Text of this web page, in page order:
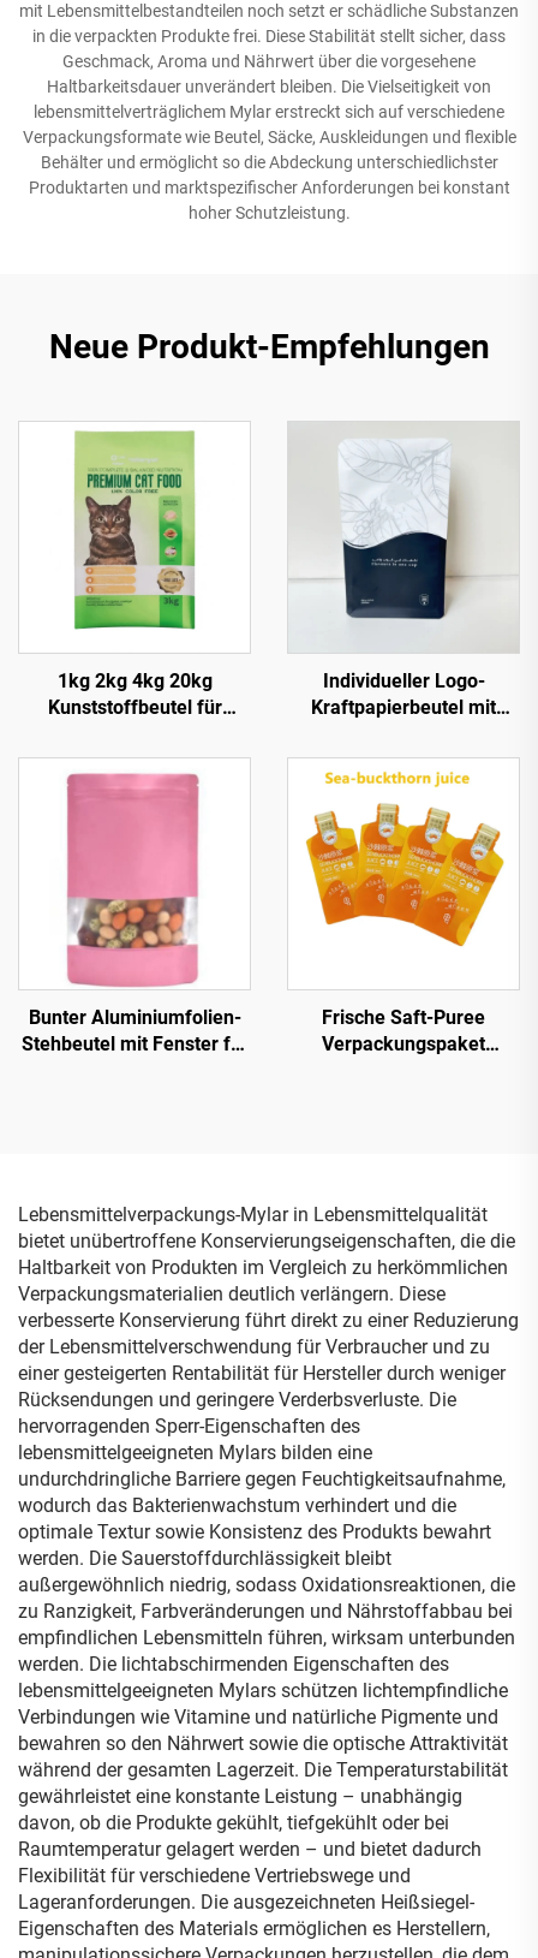
mit Lebensmittelbestandteilen noch setzt er schädliche Substanzen
in die verpackten Produkte frei. Diese Stabilität stellt sicher, dass
Geschmack, Aroma und Nährwert über die vorgesehene
Haltbarkeitsdauer unverändert bleiben. Die Vielseitigkeit von
lebensmittelverträglichem Mylar erstreckt sich auf verschiedene
Verpackungsformate wie Beutel, Säcke, Auskleidungen und flexible
Behälter und ermöglicht so die Abdeckung unterschiedlichster
Produktarten und marktspezifischer Anforderungen bei konstant
hoher Schutzleistung.
Neue Produkt-Empfehlungen
1kg 2kg 4kg 20kg
Kunststoffbeutel für
Verpackungsbeutel für
Katzenstreu
Individueller Logo-
Kraftpapierbeutel mit
Boden Seitennaht
Kaffeeverpackung
Bohnenbeutel Kaffeetüte
Bunter Aluminiumfolien-
Stehbeutel mit Fenster für
Frische Saft-Puree
Verpackungspaket
Lebensmittelverpackungs-Mylar in Lebensmittelqualität
bietet unübertroffene Konservierungseigenschaften, die die
Haltbarkeit von Produkten im Vergleich zu herkömmlichen
Verpackungsmaterialien deutlich verlängern. Diese
verbesserte Konservierung führt direkt zu einer Reduzierung
der Lebensmittelverschwendung für Verbraucher und zu
einer gesteigerten Rentabilität für Hersteller durch weniger
Rücksendungen und geringere Verderbsverluste. Die
hervorragenden Sperr-Eigenschaften des
lebensmittelgeeigneten Mylars bilden eine
undurchdringliche Barriere gegen Feuchtigkeitsaufnahme,
wodurch das Bakterienwachstum verhindert und die
optimale Textur sowie Konsistenz des Produkts bewahrt
werden. Die Sauerstoffdurchlässigkeit bleibt
außergewöhnlich niedrig, sodass Oxidationsreaktionen, die
zu Ranzigkeit, Farbveränderungen und Nährstoffabbau bei
empfindlichen Lebensmitteln führen, wirksam unterbunden
werden. Die lichtabschirmenden Eigenschaften des
lebensmittelgeeigneten Mylars schützen lichtempfindliche
Verbindungen wie Vitamine und natürliche Pigmente und
bewahren so den Nährwert sowie die optische Attraktivität
während der gesamten Lagerzeit. Die Temperaturstabilität
gewährleistet eine konstante Leistung – unabhängig
davon, ob die Produkte gekühlt, tiefgekühlt oder bei
Raumtemperatur gelagert werden – und bietet dadurch
Flexibilität für verschiedene Vertriebswege und
Lageranforderungen. Die ausgezeichneten Heißsiegel-
Eigenschaften des Materials ermöglichen es Herstellern,